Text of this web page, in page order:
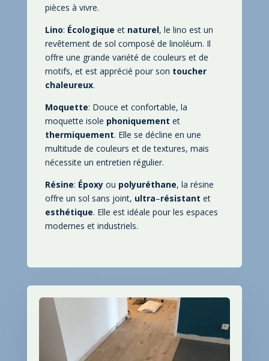
pièces à vivre.
Lino: Écologique et naturel, le lino est un
revêtement de sol composé de linoléum. Il
offre une grande variété de couleurs et de
motifs, et est apprécié pour son toucher
chaleureux.
Moquette: Douce et confortable, la
moquette isole phoniquement et
thermiquement. Elle se décline en une
multitude de couleurs et de textures, mais
nécessite un entretien régulier.
Résine: Époxyou polyuréthane, la résine
offre un sol sans joint, ultra–résistant et
esthétique. Elle est idéale pour les espaces
modernes et industriels.